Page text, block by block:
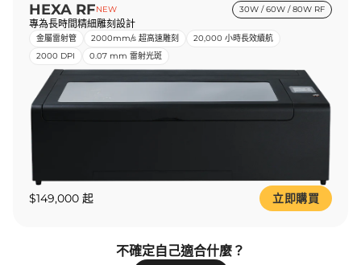
HEXA RFNEW 30W / 60W / 80W RF
專為長時間精細雕刻設計
金屬雷射管 2000mm/s 超高速雕刻
20,000 小時長效續航
2000 DPI
0.07 mm 雷射光斑
$149,000 起 立即購買
不確定自己適合什麼？